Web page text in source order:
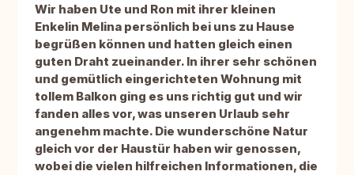
Wir haben Ute und Ron mit ihrer kleinen
Enkelin Melina persönlich bei uns zu Hause
begrüßen können und hatten gleich einen
guten Draht zueinander. In ihrer sehr schönen
und gemütlich eingerichteten Wohnung mit
tollem Balkon ging es uns richtig gut und wir
fanden alles vor, was unseren Urlaub sehr
angenehm machte. Die wunderschöne Natur
gleich vor der Haustür haben wir genossen,
wobei die vielen hilfreichen Informationen, die